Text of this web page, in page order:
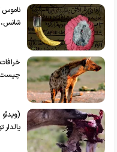
ناموس
چیست
یالدار